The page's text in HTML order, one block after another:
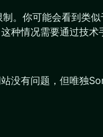
。你可能会看到
种情况需要通过技术
没有问题，但唯独